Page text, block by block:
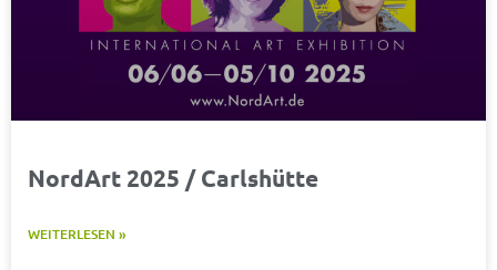
NordArt 2025 / Carlshütte
WEITERLESEN »